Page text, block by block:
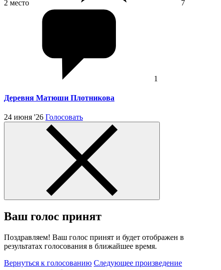
2 место 7
1
Деревня Матюши Плотникова
24 июня '26 Голосовать
Ваш голос принят
Поздравляем! Ваш голос принят и будет отображен в
результатах голосования в ближайшее время.
Вернуться к голосованию Следующее произведение